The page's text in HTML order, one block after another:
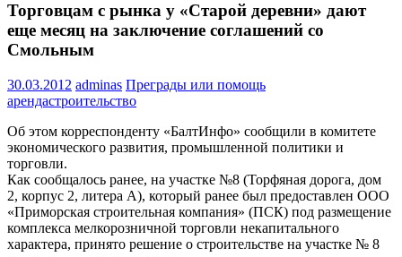
Торговцам с рынка у «Старой деревни» дают
еще месяц на заключение соглашений со
Смольным
30.03.2012 adminas Преграды или помощь
арендастроительство
Об этом корреспонденту «БалтИнфо» сообщили в комитете
экономического развития, промышленной политики и
торговли.
Как сообщалось ранее, на участке №8 (Торфяная дорога, дом
2, корпус 2, литера А), который ранее был предоставлен ООО
«Приморская строительная компания» (ПСК) под размещение
комплекса мелкорозничной торговли некапитального
характера, принято решение о строительстве на участке № 8